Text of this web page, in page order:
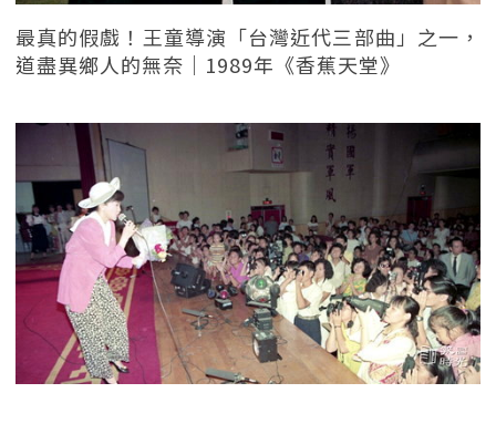
最真的假戲！王童導演「台灣近代三部曲」之一，
道盡異鄉人的無奈｜1989年《香蕉天堂》